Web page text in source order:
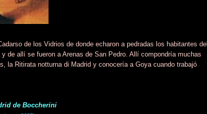
de los Vidrios de donde echaron a pedradas los habitantes del
de allí se fueron a Arenas de San Pedro. Allí compondría muchas
la Ritirata notturna di Madrid y conocería a Goya cuando trabajó
de Boccherini